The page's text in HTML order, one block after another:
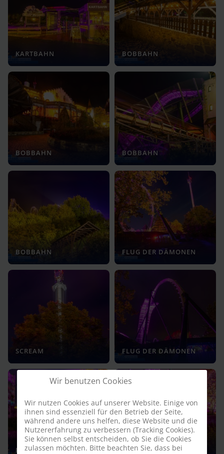
KARTBAHN BOBBAHN
BOBBAHN BOBBAHN
BOBBAHN FLUG DER DÄMONEN
SCREAM FLUG DER DÄMONEN
BOBBAHN STATION FLUG DER DÄMONEN
Wir benutzen Cookies
Wir nutzen Cookies auf unserer Website. Einige von
ihnen sind essenziell für den Betrieb der Seite,
während andere uns helfen, diese Website und die
Nutzererfahrung zu verbessern (Tracking Cookies).
Sie können selbst entscheiden, ob Sie die Cookies
zulassen möchten. Bitte beachten Sie, dass bei